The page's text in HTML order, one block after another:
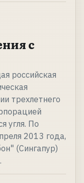
с
российская
трехлетнего
угля. По
2013 года,
(Сингапур)